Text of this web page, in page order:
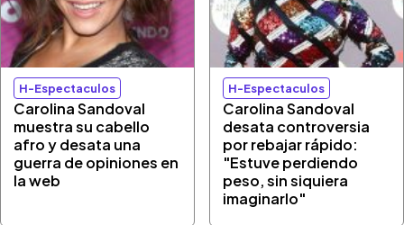
H-Espectaculos
Carolina Sandoval
muestra su cabello
afro y desata una
guerra de opiniones en
la web
H-Espectaculos
Carolina Sandoval
desata controversia
por rebajar rápido:
"Estuve perdiendo
peso, sin siquiera
imaginarlo"